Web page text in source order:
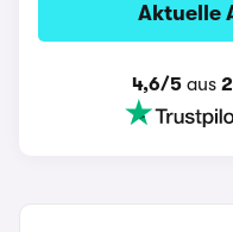
Aktuelle
4,6/5 aus